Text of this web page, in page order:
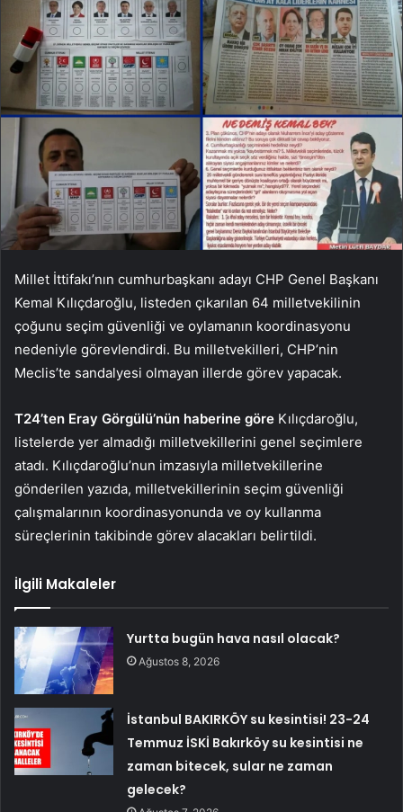
Millet İttifakı’nın cumhurbaşkanı adayı CHP Genel Başkanı
Kemal Kılıçdaroğlu, listeden çıkarılan 64 milletvekilinin
çoğunu seçim güvenliği ve oylamanın koordinasyonu
nedeniyle görevlendirdi. Bu milletvekilleri, CHP’nin
Meclis’te sandalyesi olmayan illerde görev yapacak.
T24’ten Eray Görgülü’nün haberine göre Kılıçdaroğlu,
listelerde yer almadığı milletvekillerini genel seçimlere
atadı. Kılıçdaroğlu’nun imzasıyla milletvekillerine
gönderilen yazıda, milletvekillerinin seçim güvenliği
çalışmalarının koordinasyonunda ve oy kullanma
süreçlerinin takibinde görev alacakları belirtildi.
İlgili Makaleler
Yurtta bugün hava nasıl olacak?
Ağustos 8, 2026
İstanbul BAKIRKÖY su kesintisi! 23-24
Temmuz İSKİ Bakırköy su kesintisi ne
zaman bitecek, sular ne zaman
gelecek?